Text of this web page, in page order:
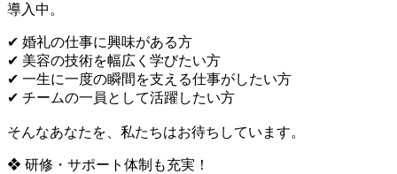
導入中。
✔ 婚礼の仕事に興味がある方
✔ 美容の技術を幅広く学びたい方
✔ 一生に一度の瞬間を支える仕事がしたい方
✔ チームの一員として活躍したい方
そんなあなたを、私たちはお待ちしています。
❖ 研修・サポート体制も充実！